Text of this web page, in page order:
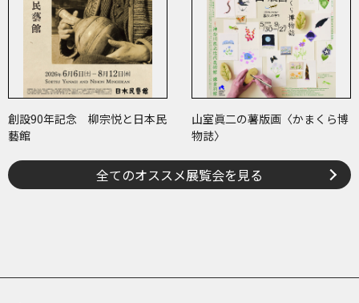
創設90年記念 柳宗悦と日本民
藝館
山室眞二の薯版画〈かまくら博
物誌〉
全てのオススメ展覧会を見る